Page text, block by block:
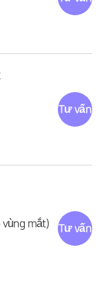
Tư vấn
vùng mắt)
Tư vấn